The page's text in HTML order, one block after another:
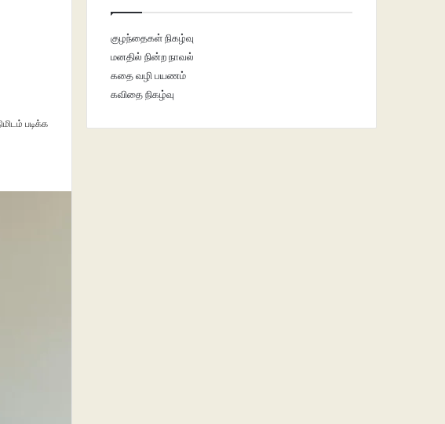
படிக்க
குழந்தைகள் நிகழ்வு
மனதில் நின்ற நாவல்
கதை வழி பயணம்
கவிதை நிகழ்வு